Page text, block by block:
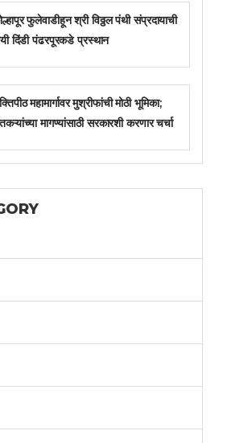
फुलेवाडीहून श्री विठ्ठल पंथी संप्रदायाची
दिंडी पंढरपूरकडे प्रस्थान
महामार्गावर मुश्रीफांची मोठी भूमिका;
मागण्यांसाठी सरकारशी करणार चर्चा